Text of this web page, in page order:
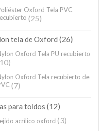
Oxford Tela PVC
(25)
tela de Oxford (26)
Oxford Tela PU recubierto
Oxford Tela recubierto de
(7)
para toldos (12)
acrílico oxford (3)